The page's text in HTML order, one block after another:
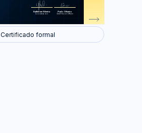
Guilherme Silveira
Coordenador
Paulo Silveira
Chief Vision Officer
Certificado formal